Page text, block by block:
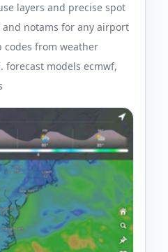
layers and precise spot
notams for any airport
codes from weather
forecast models ecmwf,